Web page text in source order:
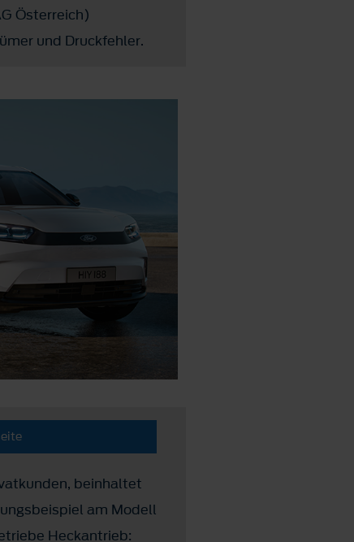
Österreich)
und Druckfehler.
beinhaltet
am Modell
Heckantrieb: